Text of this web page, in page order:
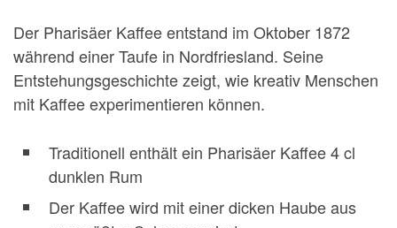
Der Pharisäer Kaffee entstand im Oktober 1872
während einer Taufe in Nordfriesland. Seine
Entstehungsgeschichte zeigt, wie kreativ Menschen
mit Kaffee experimentieren können.
Traditionell enthält ein Pharisäer Kaffee 4 cl
dunklen Rum
Der Kaffee wird mit einer dicken Haube aus